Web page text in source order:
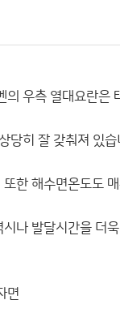
우측 열대요란
당히 잘 갖춰져 있습
한 해수면온도도
나 발달시간을
면